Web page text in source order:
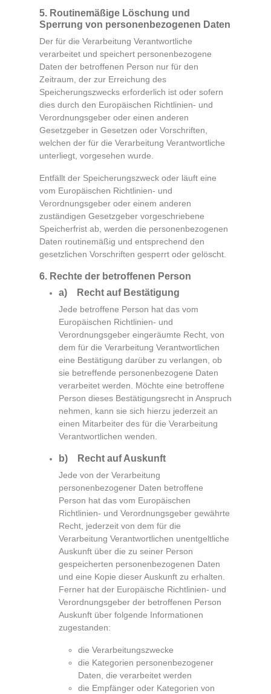
5. Routinemäßige Löschung und
Sperrung von personenbezogenen Daten
Der für die Verarbeitung Verantwortliche
verarbeitet und speichert personenbezogene
Daten der betroffenen Person nur für den
Zeitraum, der zur Erreichung des
Speicherungszwecks erforderlich ist oder sofern
dies durch den Europäischen Richtlinien- und
Verordnungsgeber oder einen anderen
Gesetzgeber in Gesetzen oder Vorschriften,
welchen der für die Verarbeitung Verantwortliche
unterliegt, vorgesehen wurde.
Entfällt der Speicherungszweck oder läuft eine
vom Europäischen Richtlinien- und
Verordnungsgeber oder einem anderen
zuständigen Gesetzgeber vorgeschriebene
Speicherfrist ab, werden die personenbezogenen
Daten routinemäßig und entsprechend den
gesetzlichen Vorschriften gesperrt oder gelöscht.
6. Rechte der betroffenen Person
a) Recht auf Bestätigung
Jede betroffene Person hat das vom
Europäischen Richtlinien- und
Verordnungsgeber eingeräumte Recht, von
dem für die Verarbeitung Verantwortlichen
eine Bestätigung darüber zu verlangen, ob
sie betreffende personenbezogene Daten
verarbeitet werden. Möchte eine betroffene
Person dieses Bestätigungsrecht in Anspruch
nehmen, kann sie sich hierzu jederzeit an
einen Mitarbeiter des für die Verarbeitung
Verantwortlichen wenden.
b) Recht auf Auskunft
Jede von der Verarbeitung
personenbezogener Daten betroffene
Person hat das vom Europäischen
Richtlinien- und Verordnungsgeber gewährte
Recht, jederzeit von dem für die
Verarbeitung Verantwortlichen unentgeltliche
Auskunft über die zu seiner Person
gespeicherten personenbezogenen Daten
und eine Kopie dieser Auskunft zu erhalten.
Ferner hat der Europäische Richtlinien- und
Verordnungsgeber der betroffenen Person
Auskunft über folgende Informationen
zugestanden:
die Verarbeitungszwecke
die Kategorien personenbezogener
Daten, die verarbeitet werden
die Empfänger oder Kategorien von